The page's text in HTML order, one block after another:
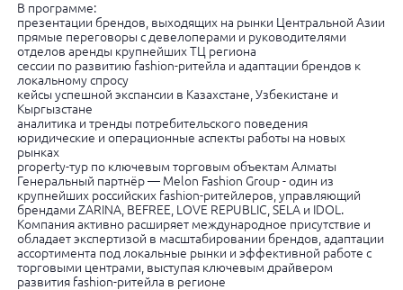
В программе:
презентации брендов, выходящих на рынки Центральной Азии
прямые переговоры с девелоперами и руководителями
отделов аренды крупнейших ТЦ региона
сессии по развитию fashion-ритейла и адаптации брендов к
локальному спросу
кейсы успешной экспансии в Казахстане, Узбекистане и
Кыргызстане
аналитика и тренды потребительского поведения
юридические и операционные аспекты работы на новых
рынках
property-тур по ключевым торговым объектам Алматы
Генеральный партнёр — Melon Fashion Group - один из
крупнейших российских fashion-ритейлеров, управляющий
брендами ZARINA, BEFREE, LOVE REPUBLIC, SELA и IDOL.
Компания активно расширяет международное присутствие и
обладает экспертизой в масштабировании брендов, адаптации
ассортимента под локальные рынки и эффективной работе с
торговыми центрами, выступая ключевым драйвером
развития fashion-ритейла в регионе